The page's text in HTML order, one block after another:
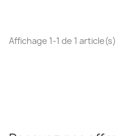
Affichage 1-1 de 1 article(s)